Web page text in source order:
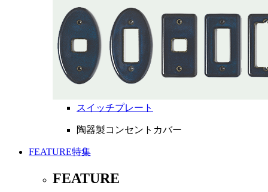
スイッチプレート
陶器製コンセントカバー
FEATURE特集
FEATURE